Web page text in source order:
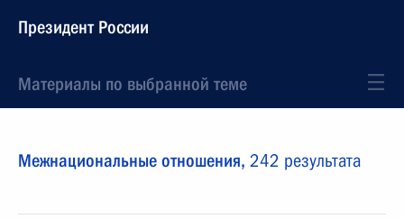
Президент России
Материалы по выбранной теме
Межнациональные отношения, 242 результата